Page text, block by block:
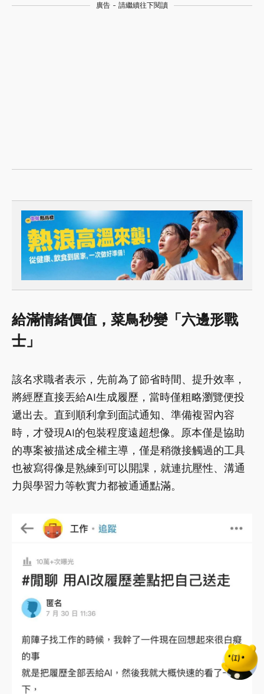
廣告 - 請繼續往下閱讀
給滿情緒價值，菜鳥秒變「六邊形戰
士」
該名求職者表示，先前為了節省時間、提升效率，
將經歷直接丟給AI生成履歷，當時僅粗略瀏覽便投
遞出去。直到順利拿到面試通知、準備複習內容
時，才發現AI的包裝程度遠超想像。原本僅是協助
的專案被描述成全權主導，僅是稍微接觸過的工具
也被寫得像是熟練到可以開課，就連抗壓性、溝通
力與學習力等軟實力都被通通點滿。